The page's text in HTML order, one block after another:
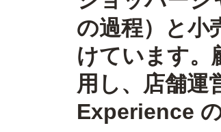
の過程）と小
けています。
用し、店舗運
Experience